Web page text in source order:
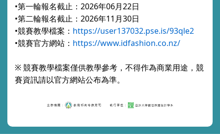
•第一輪報名截止：2026年06月22日
•第二輪報名截止：2026年11月30日
•競賽教學檔案： https://user137032.pse.is/93qle2
•競賽官方網站： https://www.idfashion.co.nz/
※ 競賽教學檔案僅供教學參考，不得作為商業用途，競
賽資訊請以官方網站公布為準。